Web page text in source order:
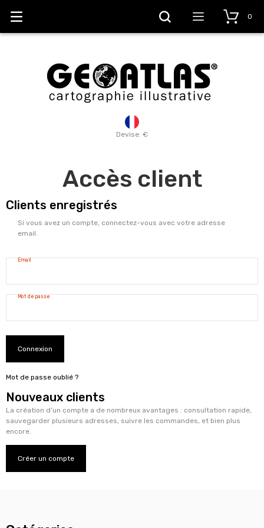
Devise: €
0
Accès client
Clients enregistrés
Si vous avez un compte, connectez-vous avec votre adresse
email.
Email
Mot de passe
Connexion
Mot de passe oublié ?
Nouveaux clients
La création d’un compte a de nombreux avantages : consultation rapide,
sauvegarder plusieurs adresses, suivre les commandes, et bien plus
encore.
Créer un compte